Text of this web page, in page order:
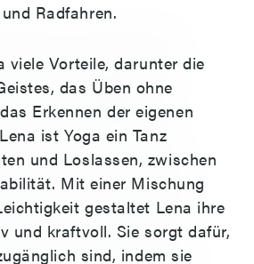
im Angebot, die
sondern auch
du deine Flexibilität
Kraft und Performance
in Form kommen
findest du den perfekten
Statt dich bei
nur auf ein bestimmtes
setzen wir bei
Radfahren.
viele Vorteile, darunter die
das Üben ohne
Erkennen der eigenen
ist Yoga ein Tanz
und Loslassen, zwischen
Mit einer Mischung
gestaltet Lena ihre
und kraftvoll. Sie sorgt dafür,
sind, indem sie